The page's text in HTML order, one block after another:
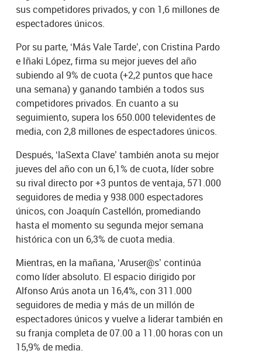
sus competidores privados, y con 1,6 millones de
espectadores únicos.
Por su parte, ‘Más Vale Tarde’, con Cristina Pardo
e Iñaki López, firma su mejor jueves del año
subiendo al 9% de cuota (+2,2 puntos que hace
una semana) y ganando también a todos sus
competidores privados. En cuanto a su
seguimiento, supera los 650.000 televidentes de
media, con 2,8 millones de espectadores únicos.
Después, ‘laSexta Clave’ también anota su mejor
jueves del año con un 6,1% de cuota, líder sobre
su rival directo por +3 puntos de ventaja, 571.000
seguidores de media y 938.000 espectadores
únicos, con Joaquín Castellón, promediando
hasta el momento su segunda mejor semana
histórica con un 6,3% de cuota media.
Mientras, en la mañana, ‘Aruser@s’ continúa
como líder absoluto. El espacio dirigido por
Alfonso Arús anota un 16,4%, con 311.000
seguidores de media y más de un millón de
espectadores únicos y vuelve a liderar también en
su franja completa de 07.00 a 11.00 horas con un
15,9% de media.